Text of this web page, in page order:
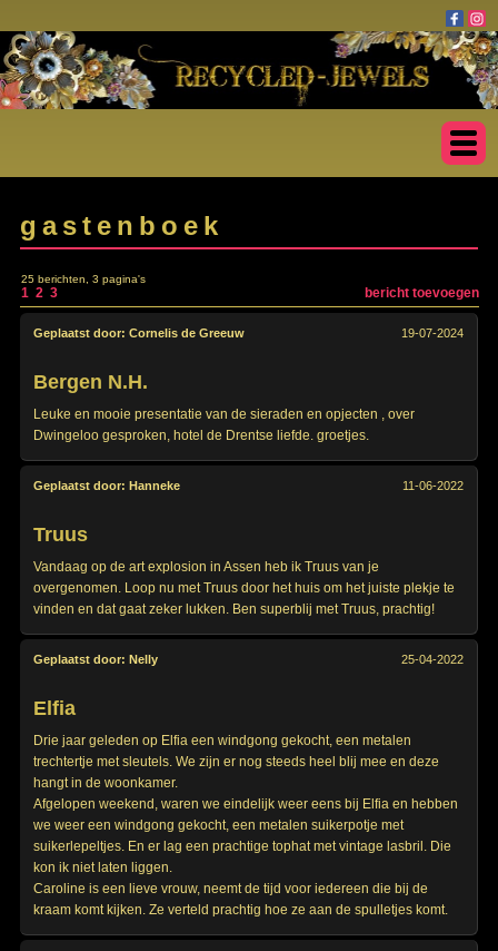
gastenboek
25 berichten, 3 pagina's
bericht toevoegen
1 2 3
19-07-2024
Geplaatst door: Cornelis de Greeuw
Bergen N.H.
Leuke en mooie presentatie van de sieraden en opjecten , over
Dwingeloo gesproken, hotel de Drentse liefde. groetjes.
11-06-2022
Geplaatst door: Hanneke
Truus
Vandaag op de art explosion in Assen heb ik Truus van je
overgenomen. Loop nu met Truus door het huis om het juiste plekje te
vinden en dat gaat zeker lukken. Ben superblij met Truus, prachtig!
25-04-2022
Geplaatst door: Nelly
Elfia
Drie jaar geleden op Elfia een windgong gekocht, een metalen
trechtertje met sleutels. We zijn er nog steeds heel blij mee en deze
hangt in de woonkamer.
Afgelopen weekend, waren we eindelijk weer eens bij Elfia en hebben
we weer een windgong gekocht, een metalen suikerpotje met
suikerlepeltjes. En er lag een prachtige tophat met vintage lasbril. Die
kon ik niet laten liggen.
Caroline is een lieve vrouw, neemt de tijd voor iedereen die bij de
kraam komt kijken. Ze verteld prachtig hoe ze aan de spulletjes komt.